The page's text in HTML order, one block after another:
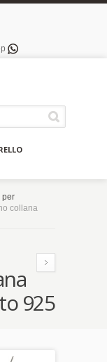
per
collana
925